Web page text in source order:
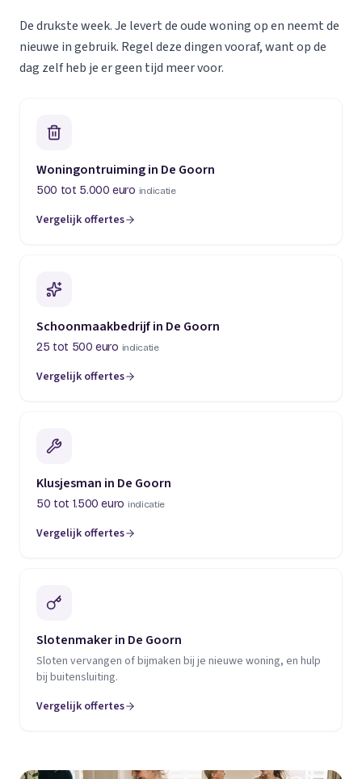
De drukste week. Je levert de oude woning op en neemt de
nieuwe in gebruik. Regel deze dingen vooraf, want op de
dag zelf heb je er geen tijd meer voor.
Woningontruiming in De Goorn
500 tot 5.000 euro indicatie
Vergelijk offertes
Schoonmaakbedrijf in De Goorn
25 tot 500 euro indicatie
Vergelijk offertes
Klusjesman in De Goorn
50 tot 1.500 euro indicatie
Vergelijk offertes
Slotenmaker in De Goorn
Sloten vervangen of bijmaken bij je nieuwe woning, en hulp
bij buitensluiting.
Vergelijk offertes